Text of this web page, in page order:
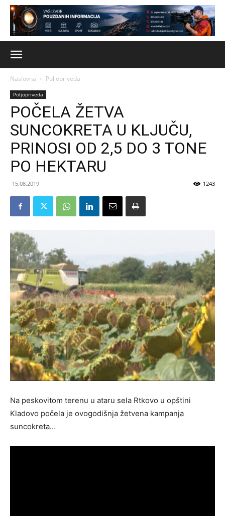
Naslovna Poljopriveda
Poljopriveda
POČELA ŽETVA
SUNCOKRETA U KLJUČU,
PRINOSI OD 2,5 DO 3 TONE
PO HEKTARU
15.08.2019 1243
Na peskovitom terenu u ataru sela Rtkovo u opštini
Kladovo počela je ovogodišnja žetvena kampanja
suncokreta…